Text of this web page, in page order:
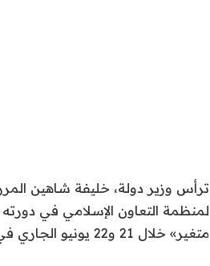
ترأس وزير دولة، خليفة شاهين
متغير» خلال 21 و22 يونيو الجاري في إسطنبول.